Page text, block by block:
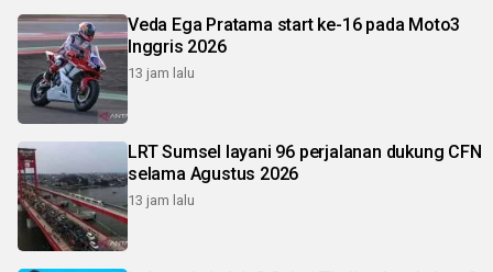
Veda Ega Pratama start ke-16 pada Moto3
Inggris 2026
13 jam lalu
LRT Sumsel layani 96 perjalanan dukung CFN
selama Agustus 2026
13 jam lalu